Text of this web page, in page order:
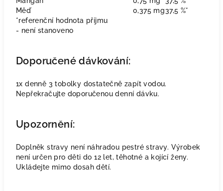
Měď
0,375 mg37,5 %*
*referenční hodnota příjmu
- není stanoveno
Doporučené dávkování:
1x denně 3 tobolky dostatečně zapít vodou.
Nepřekračujte doporučenou denní dávku.
Upozornění:
Doplněk stravy není náhradou pestré stravy. Výrobek
není určen pro děti do 12 let, těhotné a kojící ženy.
Ukládejte mimo dosah dětí.